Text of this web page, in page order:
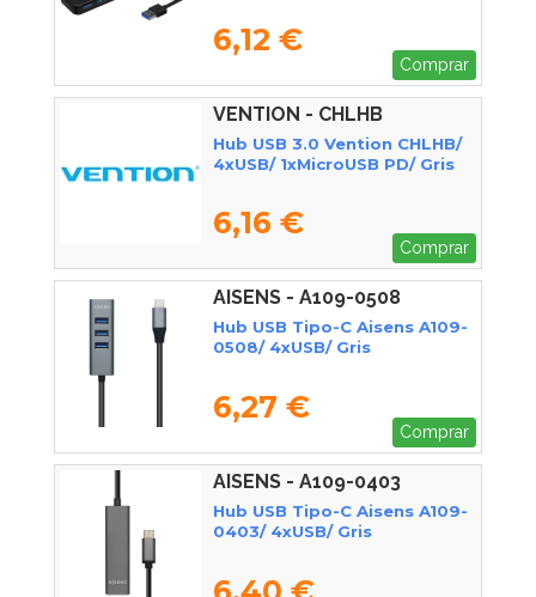
6,12 €
Comprar
VENTION - CHLHB
Hub USB 3.0 Vention CHLHB/
4xUSB/ 1xMicroUSB PD/ Gris
6,16 €
Comprar
AISENS - A109-0508
Hub USB Tipo-C Aisens A109-
0508/ 4xUSB/ Gris
6,27 €
Comprar
AISENS - A109-0403
Hub USB Tipo-C Aisens A109-
0403/ 4xUSB/ Gris